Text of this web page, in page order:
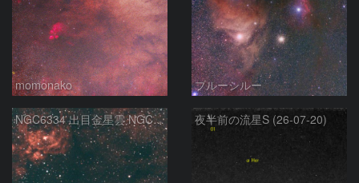
momonako ブルーシルー
NGC6334 出目金星雲 NGC6357 彼岸花星雲 さそり座 夜半前の流星S (26-07-20)